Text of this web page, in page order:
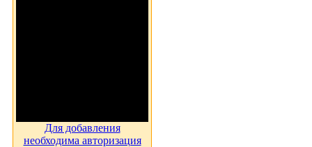
Для добавления
необходима авторизация